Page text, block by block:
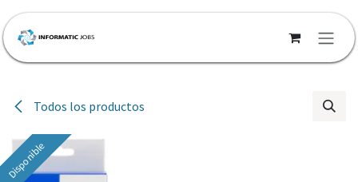
Ir al contenido
Todos los productos
Disponible